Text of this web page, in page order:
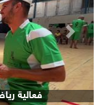
فعالية
Next